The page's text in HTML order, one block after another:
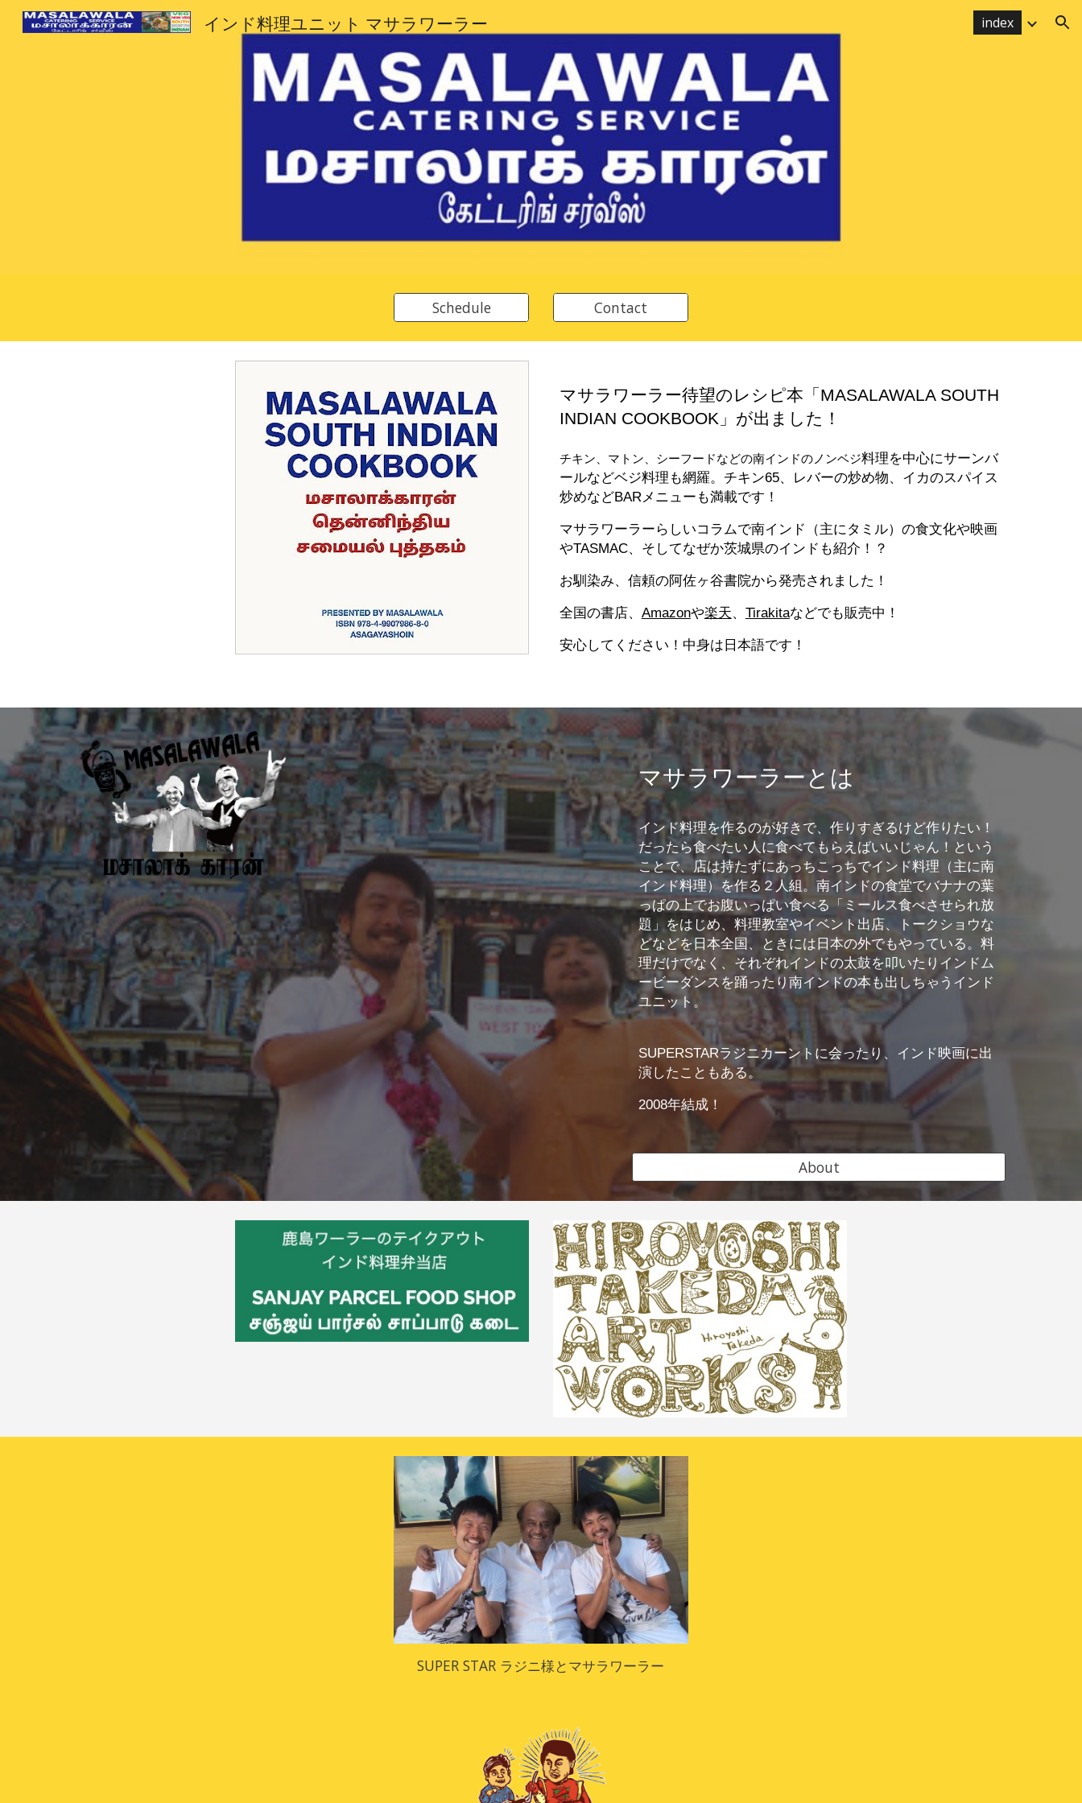
Skip to main content Skip to navigation
インド料理ユニット マサラワーラー index
Schedule Contact
マサラワーラー待望のレシピ本「MASALAWALA SOUTH
INDIAN COOKBOOK」が出ました！
チキン、マトン、シーフードなどの南インドのノンベジ料理を中心にサーンバ
ールなどベジ料理も網羅。チキン65、レバーの炒め物、イカのスパイス
炒めなどBARメニューも満載です！
マサラワーラーらしいコラムで南インド（主にタミル）の食文化や映画
やTASMAC、そしてなぜか茨城県のインドも紹介！？
​お馴染み、信頼の阿佐ヶ谷書院から発売されました！​
全国の書店、 Amazonや楽天、 Tirakitaなどでも販売中！
安心してください！中身は日本語です！
マサラワーラーとは​
インド料理を作るのが好きで、作りすぎるけど作りたい！
だったら食べたい人に食べてもらえばいいじゃん！という
ことで、店は持たずにあっちこっちでインド料理（主に南
インド料理）を作る２人組。南インドの食堂でバナナの葉
っぱの上でお腹いっぱい食べる「ミールス食べさせられ放
題」をはじめ、料理教室やイベント出店、トークショウな
どなどを日本全国、ときには日本の外でもやっている。料
理だけでなく、それぞれインドの太鼓を叩いたりインドム
ービーダンスを踊ったり南インドの本も出しちゃうインド
ユニット。
SUPERSTARラジニカーントに会ったり、インド映画に出
演したこともある。
2008年結成！
About
SUPER STAR ラジニ様とマサラワーラー